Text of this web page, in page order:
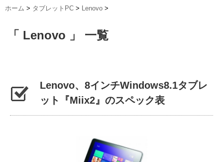
ホーム > タブレットPC > Lenovo >
「 Lenovo 」 一覧
Lenovo、8インチWindows8.1タブレ
ット『Miix2』のスペック表